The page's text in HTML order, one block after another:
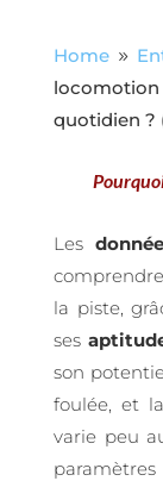
Home 9
locomotion
quotidien ?
Les
la piste,
ses
son
foulée, et
varie peu